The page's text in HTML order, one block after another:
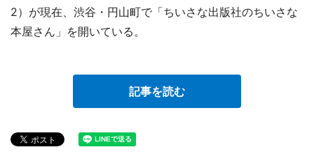
2）が現在、渋谷・円山町で「ちいさな出版社のちいさな
本屋さん」を開いている。
記事を読む